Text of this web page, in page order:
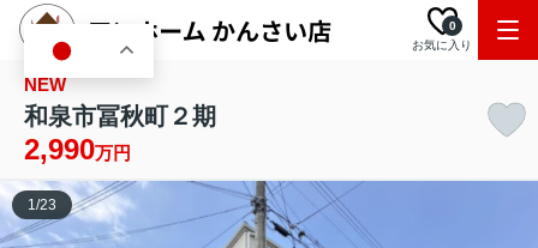
お気に入り
0
NEW
和泉市冨秋町２期
2,990万円
1/23